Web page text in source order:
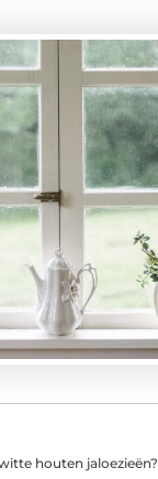
houten jaloezieën?